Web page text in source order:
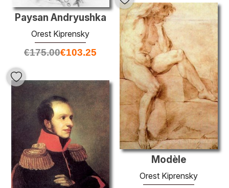
Paysan Andryushka
Orest Kiprensky
€175.00€103.25
Modèle
Orest Kiprensky